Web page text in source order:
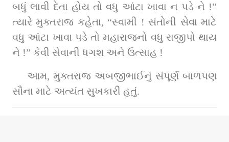
બધું લાવી દેતા હોય તો વધુ આંટા ખાવા ન પડે ને !”
ત્યારે મુક્તરાજ કહેતા, “સ્વામી ! સંતોની સેવા માટે
વધુ આંટા ખાવા પડે તો મહારાજનો વધુ રાજીપો થાય
ને !” કેવી સેવાની ધગશ અને ઉત્સાહ !
આમ, મુક્તરાજ અબજીભાઈનું સંપૂર્ણ બાળપણ
સૌના માટે અત્યંત સુખકારી હતું.